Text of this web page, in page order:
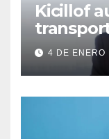
Kicillof
4 DE ENERO